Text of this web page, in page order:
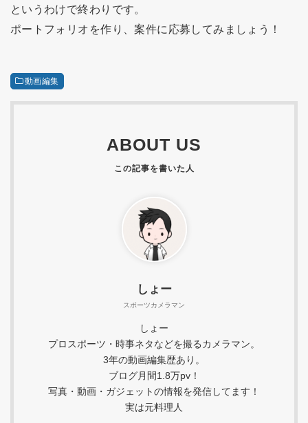
というわけで終わりです。
ポートフォリオを作り、案件に応募してみましょう！
動画編集
ABOUT US
しょー
スポーツカメラマン
しょー
プロスポーツ・時事ネタなどを撮るカメラマン。
3年の動画編集歴あり。
ブログ月間1.8万pv！
写真・動画・ガジェットの情報を発信してます！
実は元料理人